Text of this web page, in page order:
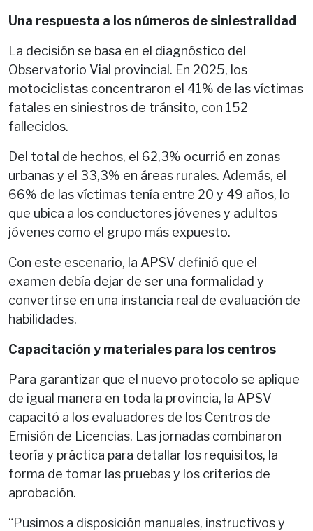
Una respuesta a los números de siniestralidad
La decisión se basa en el diagnóstico del
Observatorio Vial provincial. En 2025, los
motociclistas concentraron el 41% de las víctimas
fatales en siniestros de tránsito, con 152
fallecidos.
Del total de hechos, el 62,3% ocurrió en zonas
urbanas y el 33,3% en áreas rurales. Además, el
66% de las víctimas tenía entre 20 y 49 años, lo
que ubica a los conductores jóvenes y adultos
jóvenes como el grupo más expuesto.
Con este escenario, la APSV definió que el
examen debía dejar de ser una formalidad y
convertirse en una instancia real de evaluación de
habilidades.
Capacitación y materiales para los centros
Para garantizar que el nuevo protocolo se aplique
de igual manera en toda la provincia, la APSV
capacitó a los evaluadores de los Centros de
Emisión de Licencias. Las jornadas combinaron
teoría y práctica para detallar los requisitos, la
forma de tomar las pruebas y los criterios de
aprobación.
“Pusimos a disposición manuales, instructivos y